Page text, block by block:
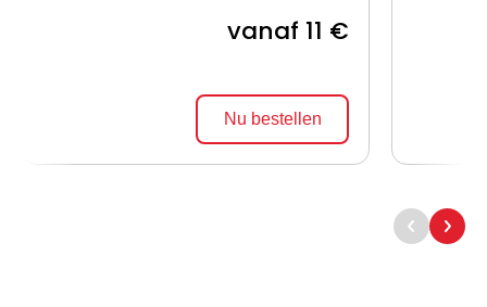
vanaf 11 €
Nu bestellen